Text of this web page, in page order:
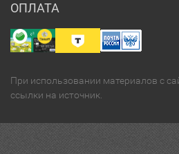
ОПЛАТА
При использовании материалов с
ссылки на источник.